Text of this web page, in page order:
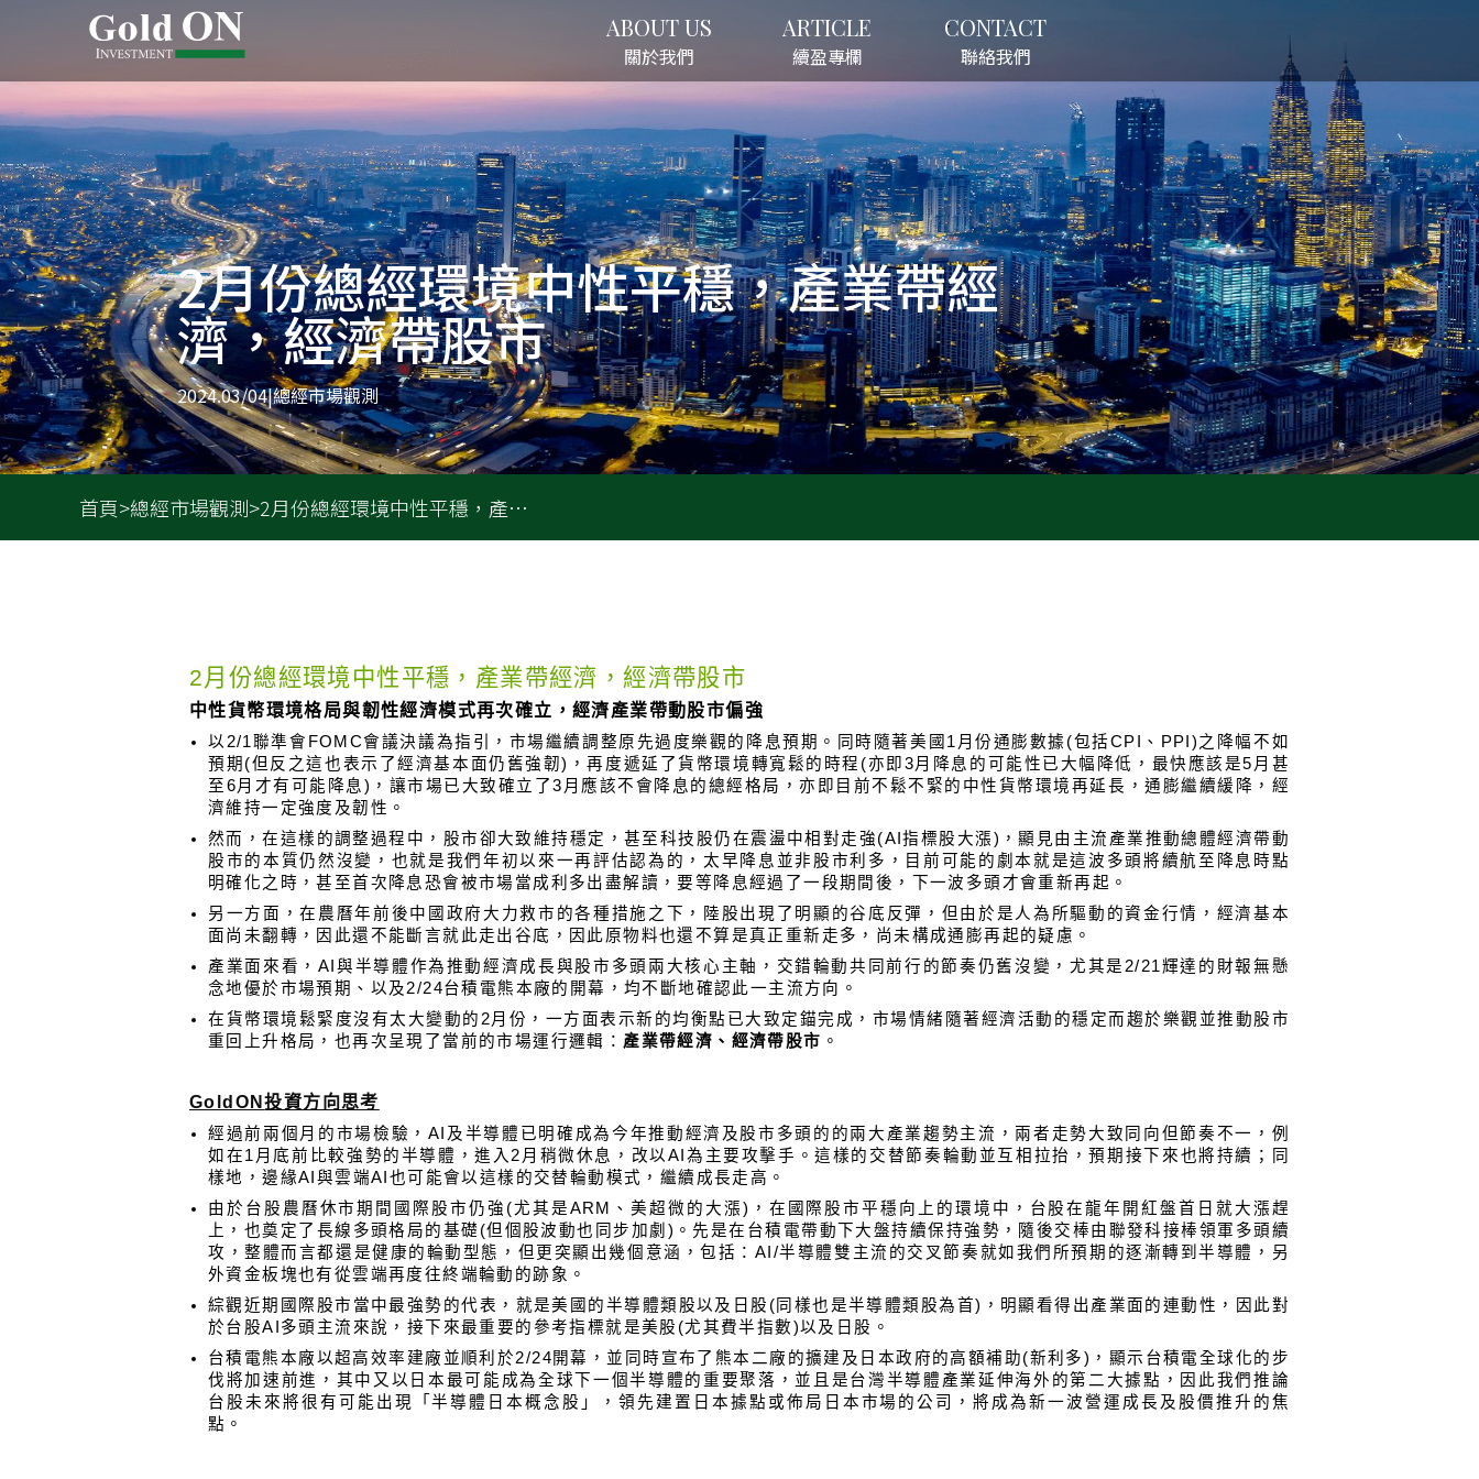
ABOUT US
關於我們
ARTICLE
續盈專欄
CONTACT
聯絡我們
2月份總經環境中性平穩，產業帶經
濟，經濟帶股市
2024.03/04|總經市場觀測
首頁>總經市場觀測>2月份總經環境中性平穩，產業
帶經濟，經濟帶股市
2月份總經環境中性平穩，產業帶經濟，經濟帶股市
中性貨幣環境格局與韌性經濟模式再次確立， 經濟產業帶動股市偏強
以2/1聯準會FOMC會議決議為指引，市場繼續調整原先過度樂觀的降息預期。同時隨著美國1月份通膨數據(包括CPI、PPI)之降幅不如
預期(但反之這也表示了經濟基本面仍舊強韌)，再度遞延了貨幣環境轉寬鬆的時程(亦即3月降息的可能性已大幅降低，最快應該是5月甚
至6月才有可能降息)，讓市場已大致確立了3月應該不會降息的總經格局，亦即目前不鬆不緊的中性貨幣環境再延長，通膨繼續緩降，經
濟維持一定強度及韌性。
然而，在這樣的調整過程中，股市卻大致維持穩定，甚至科技股仍在震盪中相對走強(AI指標股大漲)，顯見由主流產業推動總體經濟帶動
股市的本質仍然沒變，也就是我們年初以來一再評估認為的，太早降息並非股市利多，目前可能的劇本就是這波多頭將續航至降息時點
明確化之時，甚至首次降息恐會被市場當成利多出盡解讀，要等降息經過了一段期間後，下一波多頭才會重新再起。
另一方面，在農曆年前後中國政府大力救市的各種措施之下，陸股出現了明顯的谷底反彈，但由於是人為所驅動的資金行情，經濟基本
面尚未翻轉，因此還不能斷言就此走出谷底，因此原物料也還不算是真正重新走多，尚未構成通膨再起的疑慮。
產業面來看，AI與半導體作為推動經濟成長與股市多頭兩大核心主軸，交錯輪動共同前行的節奏仍舊沒變，尤其是2/21輝達的財報無懸
念地優於市場預期、以及2/24台積電熊本廠的開幕，均不斷地確認此一主流方向。
在貨幣環境鬆緊度沒有太大變動的2月份，一方面表示新的均衡點已大致定錨完成，市場情緒隨著經濟活動的穩定而趨於樂觀並推動股市
重回上升格局，也再次呈現了當前的市場運行邏輯： 產業帶經濟、經濟帶股市 。
GoldON投資方向思考
經過前兩個月的市場檢驗，AI及半導體已明確成為今年推動經濟及股市多頭的的兩大產業趨勢主流，兩者走勢大致同向但節奏不一，例
如在1月底前比較強勢的半導體，進入2月稍微休息，改以AI為主要攻擊手。這樣的交替節奏輪動並互相拉抬，預期接下來也將持續；同
樣地，邊緣AI與雲端AI也可能會以這樣的交替輪動模式，繼續成長走高。
由於台股農曆休市期間國際股市仍強(尤其是ARM、美超微的大漲)，在國際股市平穩向上的環境中，台股在龍年開紅盤首日就大漲趕
上，也奠定了長線多頭格局的基礎(但個股波動也同步加劇)。先是在台積電帶動下大盤持續保持強勢，隨後交棒由聯發科接棒領軍多頭續
攻，整體而言都還是健康的輪動型態，但更突顯出幾個意涵，包括：AI/半導體雙主流的交叉節奏就如我們所預期的逐漸轉到半導體，另
外資金板塊也有從雲端再度往終端輪動的跡象。
綜觀近期國際股市當中最強勢的代表，就是美國的半導體類股以及日股(同樣也是半導體類股為首)，明顯看得出產業面的連動性，因此對
於台股AI多頭主流來說，接下來最重要的參考指標就是美股(尤其費半指數)以及日股。
台積電熊本廠以超高效率建廠並順利於2/24開幕，並同時宣布了熊本二廠的擴建及日本政府的高額補助(新利多)，顯示台積電全球化的步
伐將加速前進，其中又以日本最可能成為全球下一個半導體的重要聚落，並且是台灣半導體產業延伸海外的第二大據點，因此我們推論
台股未來將很有可能出現「半導體日本概念股」，領先建置日本據點或佈局日本市場的公司，將成為新一波營運成長及股價推升的焦
點。